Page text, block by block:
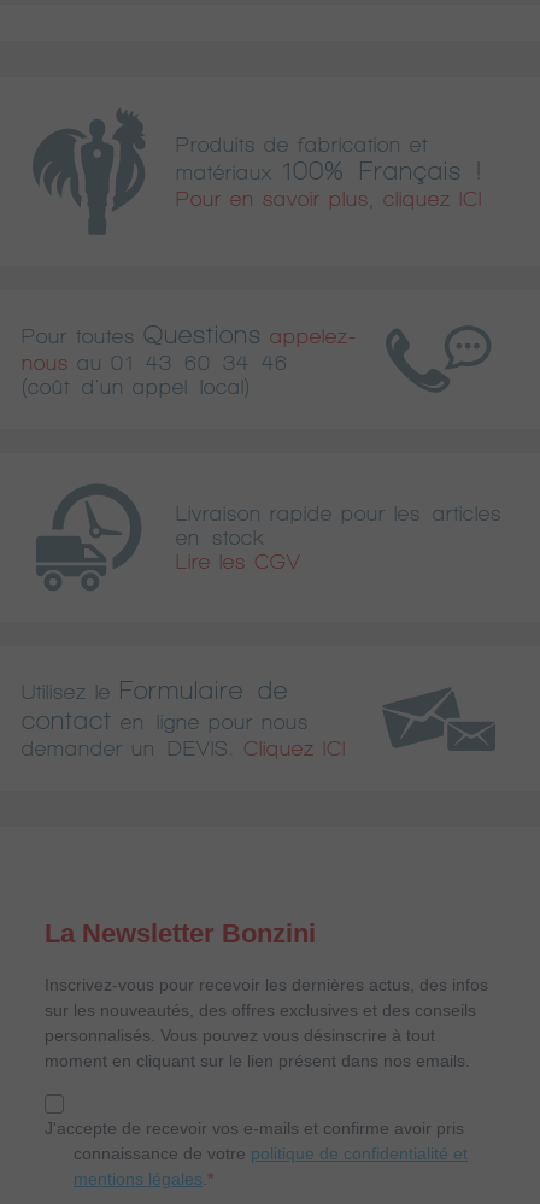
Produits de fabrication et
matériaux
100% Français !
Pour en savoir plus, cliquez ICI
Pour toutes Questions appelez-
nous au 01 43 60 34 46
(coût d'un appel local)
Livraison rapide pour les articles
en stock
Lire les CGV
Utilisez le Formulaire de
contact en ligne pour nous
demander un DEVIS.
Cliquez ICI
La Newsletter Bonzini
Inscrivez-vous pour recevoir les dernières actus, des infos
sur les nouveautés, des offres exclusives et des conseils
personnalisés. Vous pouvez vous désinscrire à tout
moment en cliquant sur le lien présent dans nos emails.
J'accepte de recevoir vos e-mails et confirme avoir pris
connaissance de votre politique de confidentialité et
mentions légales.